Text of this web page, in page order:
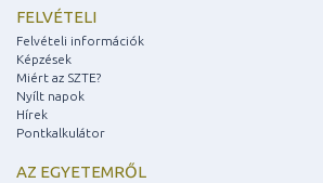
FELVÉTELI
Felvételi információk
Képzések
Miért az SZTE?
Nyílt napok
Hírek
Pontkalkulátor
AZ EGYETEMRŐL